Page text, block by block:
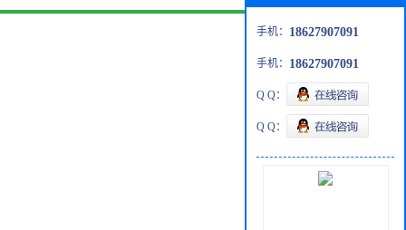
手机： 18627907091
手机： 18627907091
Q Q：
Q Q：